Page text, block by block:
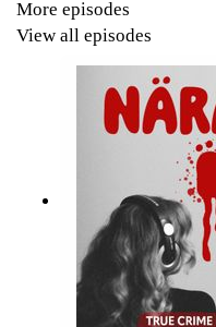
Skapad av Alexandra
More episodes
View all episodes